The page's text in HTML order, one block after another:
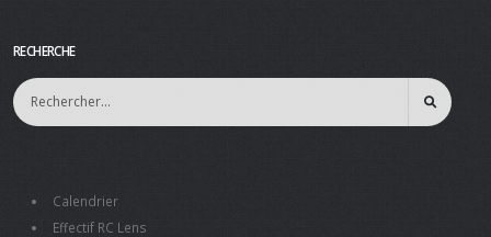
RECHERCHE
Calendrier
Effectif RC Lens